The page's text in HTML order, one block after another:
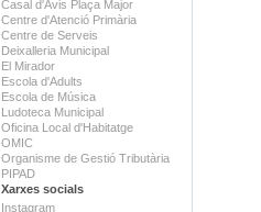
Casal d'Avis Plaça Major
Centre d'Atenció Primària
Centre de Serveis
Deixalleria Municipal
El Mirador
Escola d'Adults
Escola de Música
Ludoteca Municipal
Oficina Local d'Habitatge
OMIC
Organisme de Gestió Tributària
PIPAD
Xarxes socials
Instagram